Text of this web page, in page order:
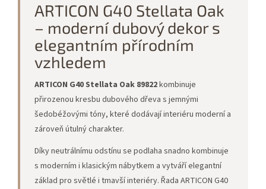
ARTICON G40 Stellata Oak
– moderní dubový dekor s
elegantním přírodním
vzhledem
ARTICON G40 Stellata Oak 89822kombinuje
přirozenou kresbu dubového dřeva s jemnými
šedobéžovými tóny, které dodávají interiéru moderní a
zároveň útulný charakter.
Díky neutrálnímu odstínu se podlaha snadno kombinuje
s moderním i klasickým nábytkem a vytváří elegantní
základ pro světlé i tmavší interiéry. Řada ARTICON G40